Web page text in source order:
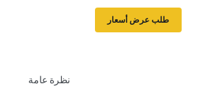
طلب عرض أسعار
نظرة عامة